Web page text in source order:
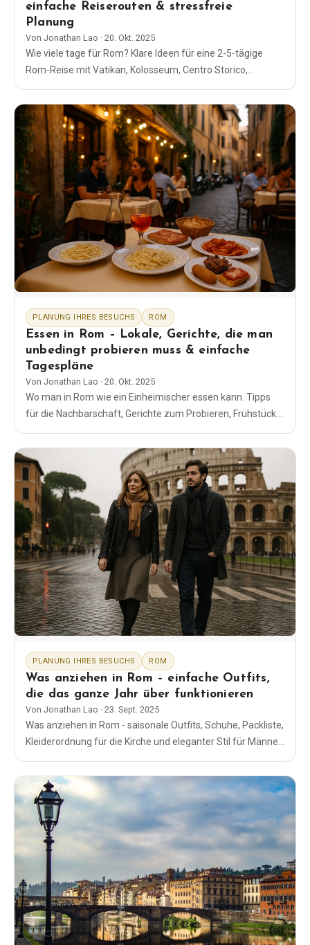
einfache Reiserouten & stressfreie
Planung
Von Jonathan Lao · 20. Okt. 2025
Wie viele tage für Rom? Klare Ideen für eine 2-5-tägige
Rom-Reise mit Vatikan, Kolosseum, Centro Storico,
kulinarischen Touren und Tipps zur Zeitplanung.
PLANUNG IHRES BESUCHS ROM
Essen in Rom – Lokale, Gerichte, die man
unbedingt probieren muss & einfache
Tagespläne
Von Jonathan Lao · 20. Okt. 2025
Wo man in Rom wie ein Einheimischer essen kann. Tipps
für die Nachbarschaft, Gerichte zum Probieren, Frühstück
und clevere Sonntagspläne.
PLANUNG IHRES BESUCHS ROM
Was anziehen in Rom – einfache Outfits,
die das ganze Jahr über funktionieren
Von Jonathan Lao · 23. Sept. 2025
Was anziehen in Rom - saisonale Outfits, Schuhe, Packliste,
Kleiderordnung für die Kirche und eleganter Stil für Männer
funktionieren.